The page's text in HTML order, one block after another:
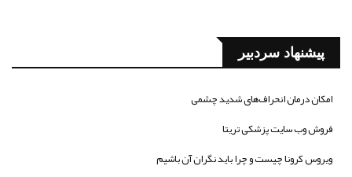
پیشنهاد سردبیر
امکان درمان انحراف‌های شدید چشمی
فروش وب سایت پزشکی تریتا
ویروس کرونا چیست و چرا باید نگران آن باشیم